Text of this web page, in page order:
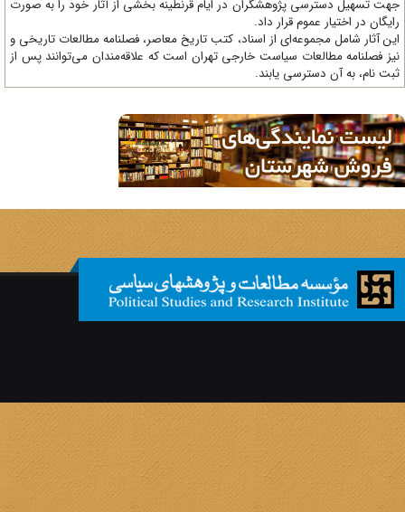
تسهیل دسترسی پژوهشگران در ایام قرنطینه بخشی از آثار خود را به صورت
در اختیار عموم قرار داد.
آثار شامل مجموعه‌ای از اسناد، کتب تاریخ معاصر، فصلنامه‌ مطالعات تاریخی و
فصلنامه مطالعات سیاست خارجی تهران است که علاقه‌مندان می‌توانند پس از
نام، به آن دسترسی یابند.